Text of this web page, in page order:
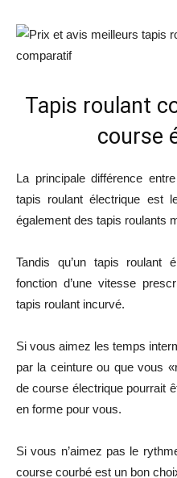
Tapis roulant
course
La principale différence
tapis roulant électrique est
également des tapis roulants
Tandis qu’un tapis roulant
fonction d’une vitesse
tapis roulant incurvé.
Si vous aimez les temps
par la ceinture ou que vous
de course électrique pourrait
en forme pour vous.
Si vous n’aimez pas le
course courbé est un bon